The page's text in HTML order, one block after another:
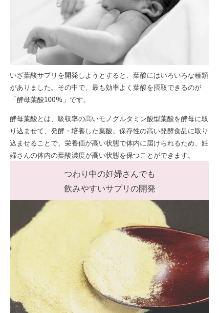
いざ葉酸サプリを開発しようとすると、葉酸にはいろいろな種類
がありました。その中で、最も効率よく葉酸を摂取できるのが
「酵母葉酸100%」です。
酵母葉酸とは、吸収率の高いモノグルタミン酸型葉酸を酵母に取
り込ませて、発酵・培養した葉酸。保存性の高い発酵食品に取り
込ませることで、栄養価が高い状態で体内に届けられるため、妊
婦さんの体内の葉酸濃度が高い状態を保つことができます。
つわり中の妊婦さんでも
飲みやすいサプリの開発